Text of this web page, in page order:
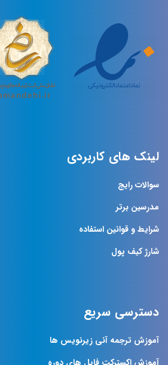
لینک های کاربردی
سوالات رایج
مدرسین برتر
شرایط و قوانین استفاده
شارژ کیف پول
دسترسی سریع
آموزش ترجمه آنی زیرنویس ها